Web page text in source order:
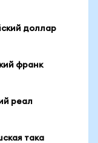
доллар
франк
реал
така